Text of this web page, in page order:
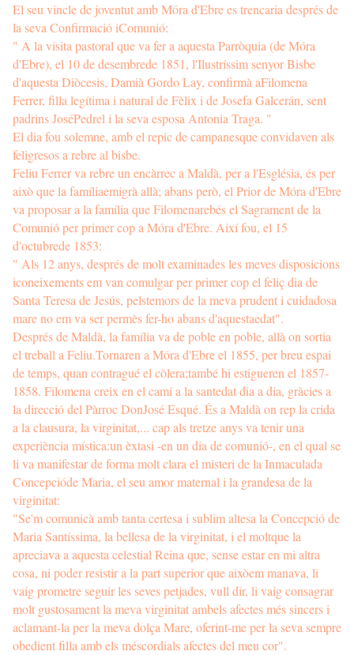
El seu vincle de joventut amb Móra d'Ebre es trencaria després de
la seva Confirmació iComunió:
" A la visita pastoral que va fer a aquesta Parròquia (de Móra
d'Ebre), el 10 de desembrede 1851, l'Ilustríssim senyor Bisbe
d'aquesta Diòcesis, Damià Gordo Lay, confirmà aFilomena
Ferrer, filla legítima i natural de Fèlix i de Josefa Galcerán, sent
padrins JoséPedrel i la seva esposa Antonia Traga. "
El dia fou solemne, amb el repic de campanesque convidaven als
feligresos a rebre al bisbe.
Feliu Ferrer va rebre un encàrrec a Maldà, per a l'Església, és per
això que la famíliaemigrà allà; abans però, el Prior de Móra d'Ebre
va proposar a la família que Filomenarebés el Sagrament de la
Comunió per primer cop a Móra d'Ebre. Així fou, el 15
d'octubrede 1853:
" Als 12 anys, després de molt examinades les meves disposicions
iconeixements em van comulgar per primer cop el feliç dia de
Santa Teresa de Jesús, pelstemors de la meva prudent i cuidadosa
mare no em va ser permès fer-ho abans d'aquestaedat".
Després de Maldà, la família va de poble en poble, allà on sortia
el treball a Feliu.Tornaren a Móra d'Ebre el 1855, per breu espai
de temps, quan contragué el còlera;també hi estigueren el 1857-
1858. Filomena creix en el camí a la santedat dia a dia, gràcies a
la direcció del Pàrroc DonJosé Esqué. És a Maldà on rep la crida
a la clausura, la virginitat,... cap als tretze anys va tenir una
experiència mística:un èxtasi -en un dia de comunió-, en el qual se
li va manifestar de forma molt clara el misteri de la Inmaculada
Concepcióde Maria, el seu amor maternal i la grandesa de la
virginitat:
"Se'm comunicà amb tanta certesa i sublim altesa la Concepció de
Maria Santíssima, la bellesa de la virginitat, i el moltque la
apreciava a aquesta celestial Reina que, sense estar en mi altra
cosa, ni poder resistir a la part superior que aixòem manava, li
vaig prometre seguir les seves petjades, vull dir, li vaig consagrar
molt gustosament la meva virginitat ambels afectes més sincers i
aclamant-la per la meva dolça Mare, oferint-me per la seva sempre
obedient filla amb els méscordials afectes del meu cor".